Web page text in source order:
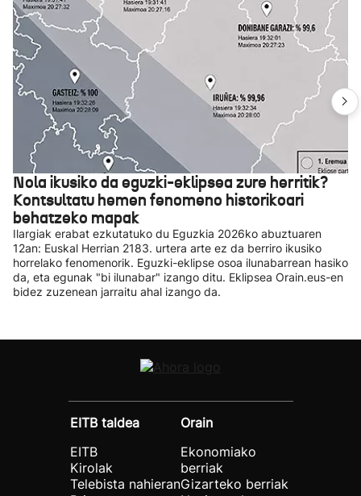
Nola ikusiko da eguzki-eklipsea zure herritik?
Kontsultatu hemen fenomeno historikoari
behatzeko mapak
Ilargiak erabat ezkutatuko du Eguzkia 2026ko abuztuaren
12an: Euskal Herrian 2183. urtera arte ez da berriro ikusiko
horrelako fenomenorik. Eguzki-eklipse osoa ilunabarrean hasiko
da, eta egunak "bi ilunabar" izango ditu. Eklipsea Orain.eus-en
bidez zuzenean jarraitu ahal izango da.
EITB taldea
EITB
Kirolak
Telebista nahieran
Orain
Ekonomiako
berriak
Gizarteko berriak